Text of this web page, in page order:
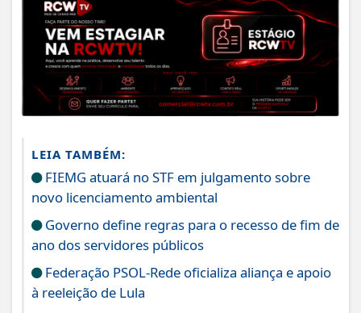
LEIA TAMBÉM:
FIEMG atuará no STF em julgamento sobre
novo licenciamento ambiental
Governo define regras para o recesso de fim de
ano dos servidores públicos
Federação PSOL-Rede oficializa aliança e apoio
à reeleição de Lula